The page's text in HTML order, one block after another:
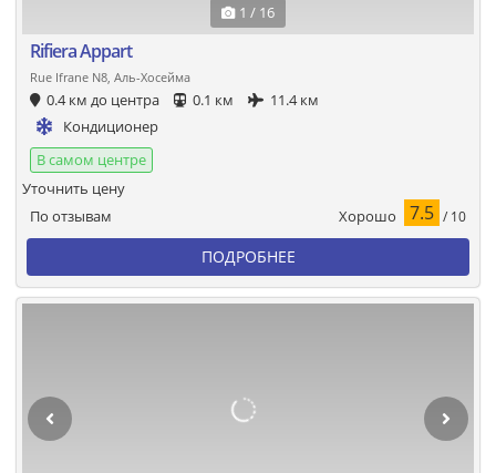
1 / 16
Rifiera Appart
Rue Ifrane N8, Аль-Хосейма
0.4 км до центра 0.1 км
11.4 км
Кондиционер
В самом центре
По отзывам Хорошо 7.5 / 10
Уточнить цену
ПОДРОБНЕЕ